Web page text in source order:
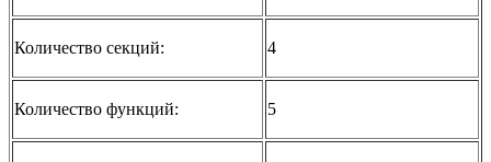
Количество секций: 4
Количество функций: 5